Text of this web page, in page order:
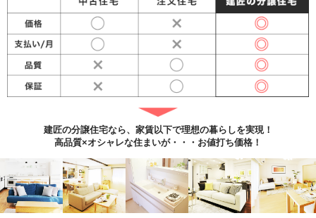
建匠の分譲住宅なら、家賃以下で理想の暮らしを実現！
高品質×オシャレな住まいが・・・お値打ち価格！